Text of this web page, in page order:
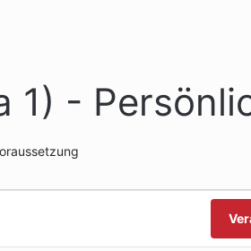
1) -